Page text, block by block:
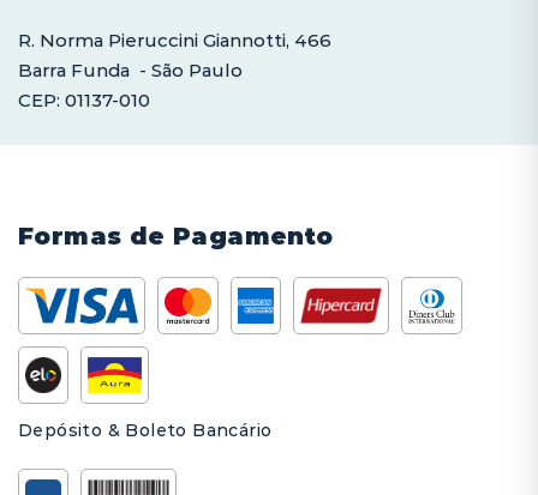
R. Norma Pieruccini Giannotti, 466
Barra Funda - São Paulo
CEP: 01137-010
Formas de Pagamento
Depósito & Boleto Bancário